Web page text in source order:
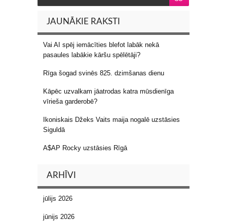
JAUNĀKIE RAKSTI
Vai AI spēj iemācīties blefot labāk nekā
pasaules labākie kāršu spēlētāji?
Rīga šogad svinēs 825. dzimšanas dienu
Kāpēc uzvalkam jāatrodas katra mūsdienīga
vīrieša garderobē?
Ikoniskais Džeks Vaits maija nogalē uzstāsies
Siguldā
A$AP Rocky uzstāsies Rīgā
ARHĪVI
jūlijs 2026
jūnijs 2026